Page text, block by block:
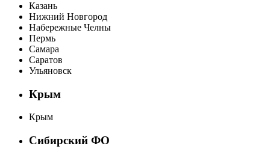
Казань
Нижний Новгород
Набережные Челны
Пермь
Самара
Саратов
Ульяновск
Крым
Крым
Сибирский ФО